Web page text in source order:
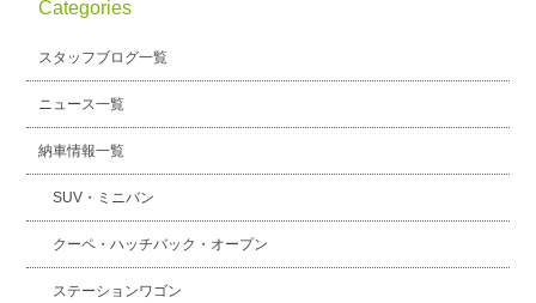
Categories
スタッフブログ一覧
ニュース一覧
納車情報一覧
SUV・ミニバン
クーペ・ハッチバック・オープン
ステーションワゴン